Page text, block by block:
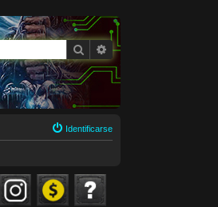
BuscarBúsqueda avanzada
Identificarse